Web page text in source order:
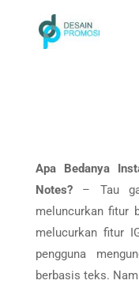
Apa Bedanya
Notes? – Tau
meluncurkan fitur
melucurkan fitur
pengguna
berbasis teks.